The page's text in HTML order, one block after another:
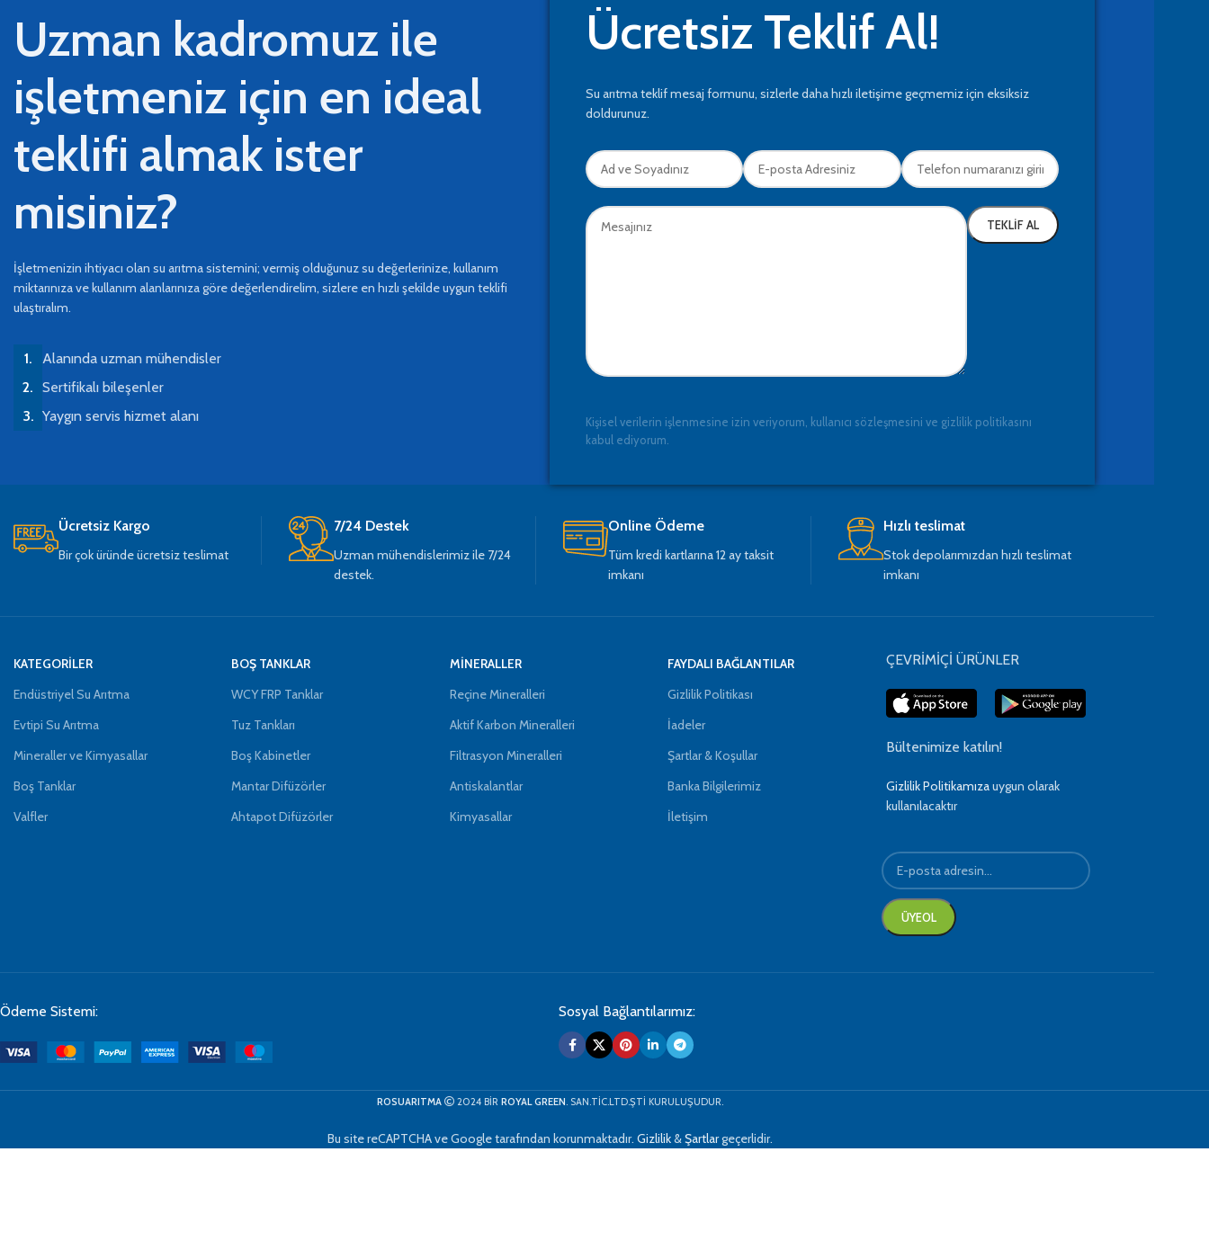
Uzman kadromuz ile
işletmeniz için en ideal
teklifi almak ister
misiniz?
İşletmenizin ihtiyacı olan su arıtma sistemini; vermiş olduğunuz su değerlerinize, kullanım
miktarınıza ve kullanım alanlarınıza göre değerlendirelim, sizlere en hızlı şekilde uygun teklifi
ulaştıralım.
Alanında uzman mühendisler
Sertifikalı bileşenler
Yaygın servis hizmet alanı
Ücretsiz Teklif Al!
Su arıtma teklif mesaj formunu, sizlerle daha hızlı iletişime geçmemiz için eksiksiz
doldurunuz.
Kişisel verilerin işlenmesine izin veriyorum, kullanıcı sözleşmesini ve gizlilik politikasını
kabul ediyorum.
Ücretsiz Kargo
Bir çok üründe ücretsiz teslimat
7/24 Destek
Uzman mühendislerimiz ile 7/24
destek.
Online Ödeme
Tüm kredi kartlarına 12 ay taksit
imkanı
Hızlı teslimat
Stok depolarımızdan hızlı teslimat
imkanı
KATEGORİLER
Endüstriyel Su Arıtma
Evtipi Su Arıtma
Mineraller ve Kimyasallar
Boş Tanklar
Valfler
BOŞ TANKLAR
WCY FRP Tanklar
Tuz Tankları
Boş Kabinetler
Mantar Difüzörler
Ahtapot Difüzörler
MİNERALLER
Reçine Mineralleri
Aktif Karbon Mineralleri
Filtrasyon Mineralleri
Antiskalantlar
Kimyasallar
FAYDALI BAĞLANTILAR
Gizlilik Politikası
İadeler
Şartlar & Koşullar
Banka Bilgilerimiz
İletişim
ÇEVRİMİÇİ ÜRÜNLER
Bültenimize katılın!
Gizlilik Politikamızauygun olarak
kullanılacaktır
Ödeme Sistemi: Sosyal Bağlantılarımız:
ROSUARITMA 2024 BİR ROYAL GREEN. SAN.TİC.LTD.ŞTİ KURULUŞUDUR.
Bu site reCAPTCHA ve Google tarafından korunmaktadır. Gizlilik&Şartlargeçerlidir.